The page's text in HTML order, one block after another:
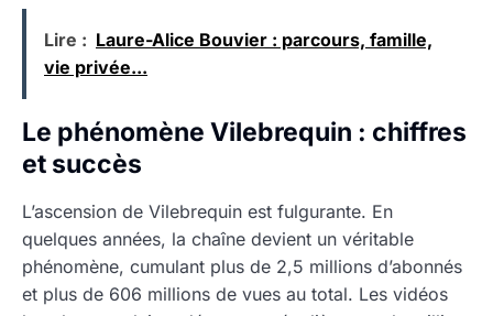
Lire : Laure-Alice Bouvier : parcours, famille,
vie privée...
Le phénomène Vilebrequin : chiffres
et succès
L’ascension de Vilebrequin est fulgurante. En
quelques années, la chaîne devient un véritable
phénomène, cumulant plus de 2,5 millions d’abonnés
et plus de 606 millions de vues au total. Les vidéos